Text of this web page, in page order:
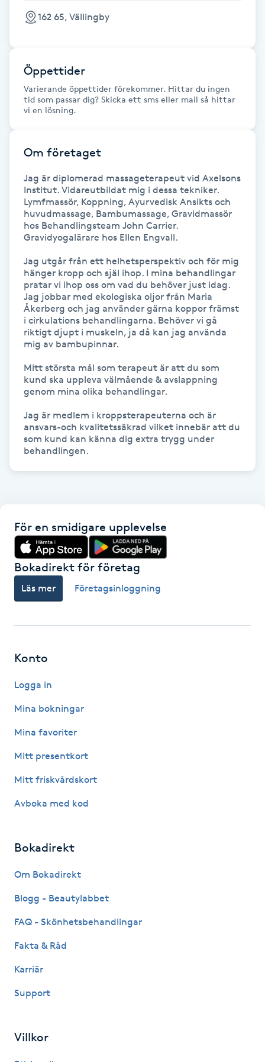
Föning
Gelenaglar
Gellack
Gellack med förstärkning
Gravidmassage
Gravidyoga
Gruppträning
Gua Sha-massage
Hatha Yoga
Headspa
Herrklippning
HIFU
Hot Stone Massage
Hot yoga
Hudföryngring
Hyaluronsyra
Hyperhidros
Hårborttagning
Hårförlängning
Hårvård
Hälsprickor
162 65, Vällingby
Öppettider
Varierande öppettider förekommer. Hittar du ingen
tid som passar dig? Skicka ett sms eller mail så hittar
vi en lösning.
Om företaget
Jag är diplomerad massageterapeut vid Axelsons
Institut. Vidareutbildat mig i dessa tekniker.
Lymfmassör, Koppning, Ayurvedisk Ansikts och
huvudmassage, Bambumassage, Gravidmassör
hos Behandlingsteam John Carrier.
Gravidyogalärare hos Ellen Engvall.
Jag utgår från ett helhetsperspektiv och för mig
hänger kropp och själ ihop. I mina behandlingar
pratar vi ihop oss om vad du behöver just idag.
Jag jobbar med ekologiska oljor från Maria
Åkerberg och jag använder gärna koppor främst
i cirkulations behandlingarna. Behöver vi gå
riktigt djupt i muskeln, ja då kan jag använda
mig av bambupinnar.
Mitt största mål som terapeut är att du som
kund ska uppleva välmående & avslappning
genom mina olika behandlingar.
Jag är medlem i kroppsterapeuterna och är
ansvars-och kvalitetssäkrad vilket innebär att du
som kund kan känna dig extra trygg under
För en smidigare upplevelse
Bokadirekt för företag
Läs mer Företagsinloggning
Konto
Logga in
Mina bokningar
Mina favoriter
Mitt presentkort
Mitt friskvårdskort
Avboka med kod
Bokadirekt
Om Bokadirekt
Blogg - Beautylabbet
FAQ - Skönhetsbehandlingar
Fakta & Råd
Karriär
Support
Villkor